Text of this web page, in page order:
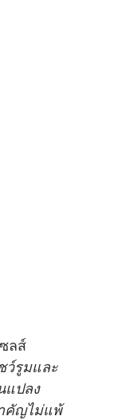
ลส์
ว์รูมและ
แปลง
คัญไม่แพ้